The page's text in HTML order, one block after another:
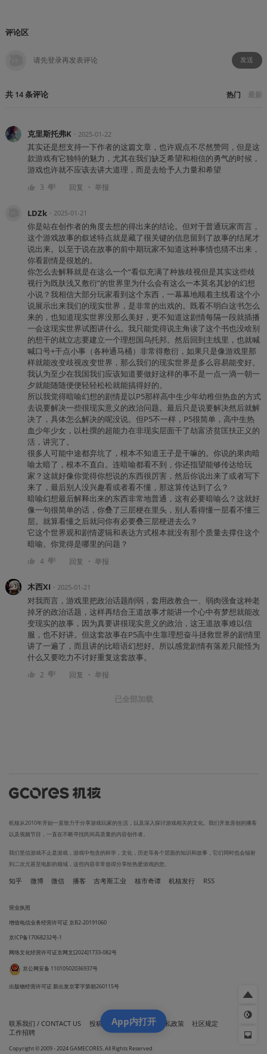
评论区
发送
共 14条评论 热门 最新
克里斯托弗K ・ 2025-01-22
其实还是想支持一下作者的这篇文章，也许观点不尽然赞同，但是这
款游戏有它独特的魅力，尤其在我们缺乏希望和相信的勇气的时候，
游戏也许就不应该去讲大道理，而是去给予人力量和希望
3 回复 ・ 举报
LDZk・ 2025-01-21
你是站在创作者的角度去想的得出来的结论。但对于普通玩家而言，
这个游戏故事的叙述特点就是藏了很关键的信息留到了故事的结尾才
说出来。以至于说在故事的前中期玩家不知道这种事情也猜不出来，
你看剧情是很尬的。
你怎么去解释就是在这么一个“看似充满了种族歧视但是其实这些歧
视行为既肤浅又敷衍”的世界里为什么会有这么一本莫名其妙的幻想
小说？我相信大部分玩家看到这个东西，一幕幕地顺着主线看这个小
说展示出来我们的现实世界，是非常的出戏的。既看不明白这书怎么
来的，也知道现实世界没那么美好，更不知道这剧情每隔一段就插播
一会这现实世界试图讲什么。我只能觉得说主角读了这个书也没啥别
的想干的就立志要建立一个理想国乌托邦。然后回到主线里，也就喊
喊口号+干点小事（各种通马桶）非常得敷衍，如果只是像游戏里那
样就能改变歧视改变世界，那么我们的现实世界是多么容易能变好。
我认为至少在我国我们应该知道要做好这样的事不是一点一滴一朝一
夕就能随随便便轻轻松松就能搞得好的。
所以我觉得暗喻幻想的剧情是以P5那样高中生少年幼稚但热血的方式
去说要解决一些很现实意义的政治问题。最后只是说要解决然后就解
决了，具体怎么解决的呢没说。但P5不一样，P5很简单，高中生热
血少年少女，以杜撰的超能力在非现实层面干了劫富济贫匡扶正义的
活，讲完了。
很多人可能中途都弃坑了，根本不知道王子是干嘛的。你说的果肉暗
喻太暗了，根本不直白。连暗喻都看不到，你还指望能够传达给玩
家？这就好像你觉得你想说的东西很厉害，然后你说出来了或者写下
来了，最后别人没兴趣看或者看不懂，那这算传达到了么？
暗喻幻想最后解释出来的东西非常地普通，这有必要暗喻么？这就好
像一句很简单的话，你叠了三层梗在里头，别人看得懂一层看不懂三
层。就算看懂之后就问你有必要叠三层梗进去么？
它这个世界观和剧情逻辑和表达方式根本就没有那个质量去撑住这个
暗喻。你觉得是哪里的问题？
4 回复 ・ 举报
木西XI ・ 2025-01-21
对我而言，游戏里把政治话题削弱，套用政教合一、弱肉强食这种老
掉牙的政治话题，这样再结合王道故事才能讲一个心中有梦想就能改
变现实的故事，因为真要讲很现实意义的政治，这王道故事难以信
服，也不好讲。但这套故事在P5高中生靠理想奋斗拯救世界的剧情里
讲了一遍了，而且讲的比暗语幻想好。所以感觉剧情有落差只能怪为
什么又要吃力不讨好重复这套故事。
2 回复 ・ 举报
已全部加载
机核从2010年开始一直致力于分享游戏玩家的生活，以及深入探讨游戏相关的文化。我们开发原创的播客
以及视频节目，一直在不断寻找民间高质量的内容创作者。
我们坚信游戏不止是游戏，游戏中包含的科学，文化，历史等各个层面的知识和故事，它们同时也会辐射
到二次元甚至电影的领域，这些内容非常值得分享给热爱游戏的您。
知乎 微博 微信 播客 吉考斯工业 核市奇谭 机核发行 RSS
营业执照
增值电信业务经营许可证 京B2-20191060
京ICP备17068232号-1
网络文化经营许可证京网文[2024]1733-082号
京公网安备 11010502036937号
出版物经营许可证 新出发京零字第朝260115号
联系我们 / CONTACT US 投稿须知 用户协议 隐私政策
社区规定
工作招聘
Copyright © 2009 - 2024 GAMECORES. All Rights Reserved
App内打开